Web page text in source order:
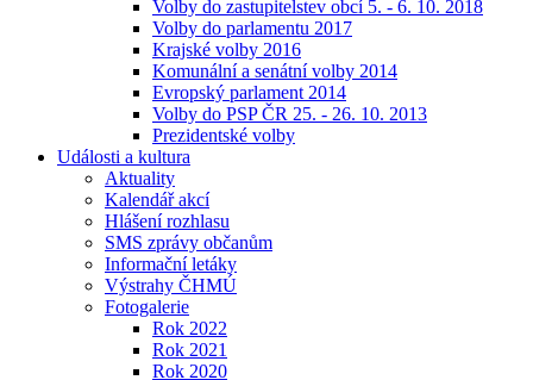
Volby do zastupitelstev obcí 5. - 6. 10. 2018
Volby do parlamentu 2017
Krajské volby 2016
Komunální a senátní volby 2014
Evropský parlament 2014
Volby do PSP ČR 25. - 26. 10. 2013
Prezidentské volby
Události a kultura
Aktuality
Kalendář akcí
Hlášení rozhlasu
SMS zprávy občanům
Informační letáky
Výstrahy ČHMÚ
Fotogalerie
Rok 2022
Rok 2021
Rok 2020